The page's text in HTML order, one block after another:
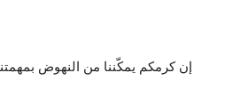
إن كرمكم يمكّننا من النهوض